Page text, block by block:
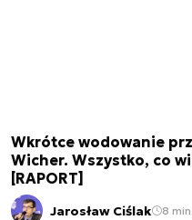
Wkrótce wodowanie
Wicher. Wszystko, co
[RAPORT]
Jarosław Ciślak 8 min.